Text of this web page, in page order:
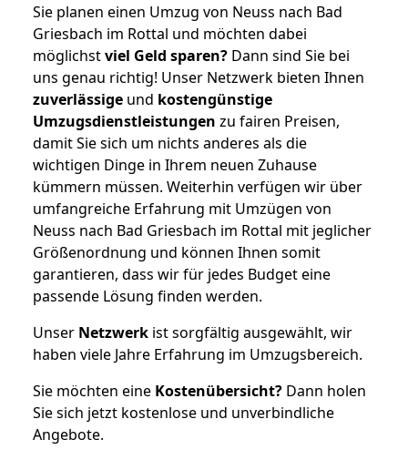
Sie planen einen Umzug von Neuss nach Bad
Griesbach im Rottal und möchten dabei
möglichstviel Geld sparen? Dann sind Sie bei
uns genau richtig! Unser Netzwerk bieten Ihnen
zuverlässige und kostengünstige
Umzugsdienstleistungen zu fairen Preisen,
damit Sie sich um nichts anderes als die
wichtigen Dinge in Ihrem neuen Zuhause
kümmern müssen. Weiterhin verfügen wir über
umfangreiche Erfahrung mit Umzügen von
Neuss nach Bad Griesbach im Rottal mit jeglicher
Größenordnung und können Ihnen somit
garantieren, dass wir für jedes Budget eine
passende Lösung finden werden.
Unser Netzwerk ist sorgfältig ausgewählt, wir
haben viele Jahre Erfahrung im Umzugsbereich.
Sie möchten eine Kostenübersicht? Dann holen
Sie sich jetzt kostenlose und unverbindliche
Angebote.